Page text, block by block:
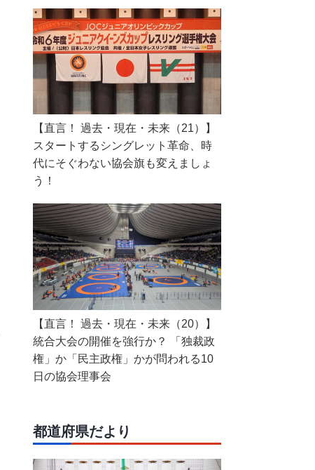
【直言！ 過去・現在・未来（21）】
スタートするシングレット革命、時
代にそぐわない協会旗も変えましょ
う！
【直言！ 過去・現在・未来（20）】
統合大会の開催を強行か？ 「独裁政
権」か「民主政権」かが問われる10
日の協会理事会
都道府県だより